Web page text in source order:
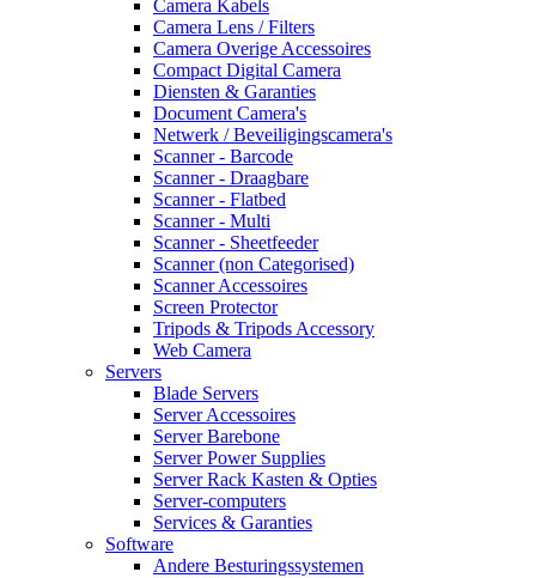
Camera Kabels
Camera Lens / Filters
Camera Overige Accessoires
Compact Digital Camera
Diensten & Garanties
Document Camera's
Netwerk / Beveiligingscamera's
Scanner - Barcode
Scanner - Draagbare
Scanner - Flatbed
Scanner - Multi
Scanner - Sheetfeeder
Scanner (non Categorised)
Scanner Accessoires
Screen Protector
Tripods & Tripods Accessory
Web Camera
Servers
Blade Servers
Server Accessoires
Server Barebone
Server Power Supplies
Server Rack Kasten & Opties
Server-computers
Services & Garanties
Software
Andere Besturingssystemen